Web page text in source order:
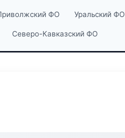
ФО Уральский ФО
Северо-Кавказский ФО